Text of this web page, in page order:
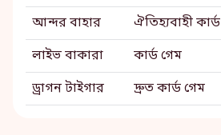
আন্দর বাহার
ঐতিহ্যবাহী কার্ড
লাইভ বাকারা
কার্ড গেম
ড্রাগন টাইগার
দ্রুত কার্ড গেম